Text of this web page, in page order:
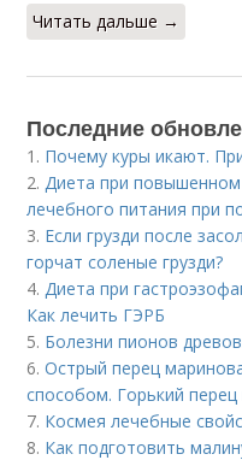
Читать дальше →
Последние
1. Почему куры икают.
2. Диета при
лечебного питания при
3. Если грузди после
горчат соленые грузди?
4. Диета при
Как лечить ГЭРБ
5. Болезни пионов
6.Острый перец
способом. Горький
7. Космея лечебные
8. Как подготовить